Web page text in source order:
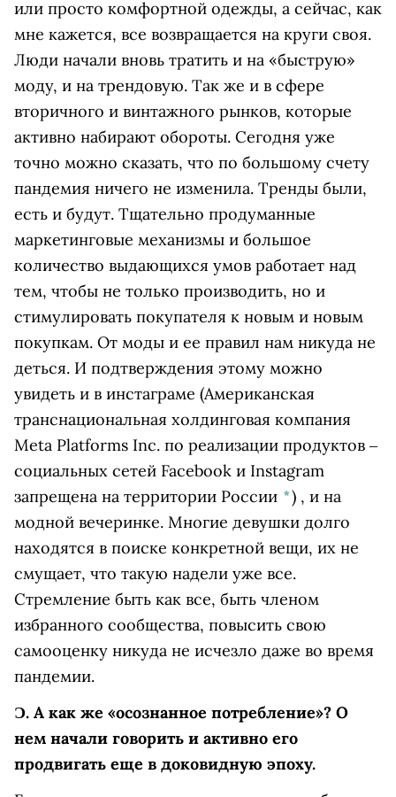
или просто комфортной одежды, а сейчас, как
мне кажется, все возвращается на круги своя.
Люди начали вновь тратить и на «быструю»
моду, и на трендовую. Так же и в сфере
вторичного и винтажного рынков, которые
активно набирают обороты. Сегодня уже
точно можно сказать, что по большому счету
пандемия ничего не изменила. Тренды были,
есть и будут. Тщательно продуманные
маркетинговые механизмы и большое
количество выдающихся умов работает над
тем, чтобы не только производить, но и
стимулировать покупателя к новым и новым
покупкам. От моды и ее правил нам никуда не
деться. И подтверждения этому можно
увидеть и в инстаграме (Американская
транснациональная холдинговая компания
Meta Platforms Inc. по реализации продуктов ‒
социальных сетей Facebook и Instagram
запрещена на территории России *) , и на
модной вечеринке. Многие девушки долго
находятся в поиске конкретной вещи, их не
смущает, что такую надели уже все.
Стремление быть как все, быть членом
избранного сообщества, повысить свою
самооценку никуда не исчезло даже во время
пандемии.
Ɔ. А как же «осознанное потребление»? О
нем начали говорить и активно его
продвигать еще в доковидную эпоху.